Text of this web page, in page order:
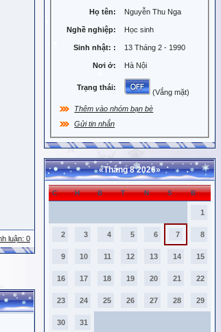
luận: 0
Họ tên: Nguyễn Thu Nga
Nghề nghiệp: Học sinh
Sinh nhật: : 13 Tháng 2 - 1990
Nơi ở: Hà Nội
Trạng thái:
(Vắng mặt)
Thêm vào nhóm bạn bè
Gửi tin nhắn
«Tháng 8 2026»
C H B T N S B
1
2 3 4 5 6 7 8
9 10 11 12 13 14 15
16 17 18 19 20 21 22
23 24 25 26 27 28 29
30 31